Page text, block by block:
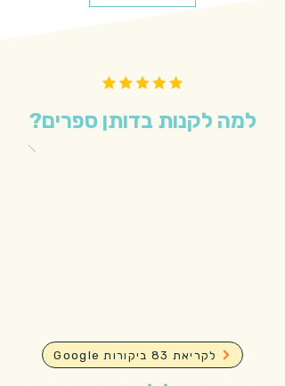
למה לקנות בדותן ספרים?
Google לקריאת 83 ביקורות